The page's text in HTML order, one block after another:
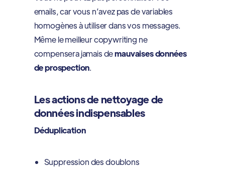
emails, car vous n’avez pas de variables
homogènes à utiliser dans vos messages.
Même le meilleur copywriting ne
compensera jamais demauvaises données
de prospection.
Les actions de nettoyage de
données indispensables
Déduplication
Suppression des doublons